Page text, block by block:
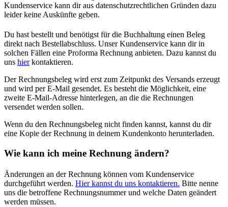
Kundenservice kann dir aus datenschutzrechtlichen Gründen dazu
leider keine Auskünfte geben.
Du hast bestellt und benötigst für die Buchhaltung einen Beleg
direkt nach Bestellabschluss. Unser Kundenservice kann dir in
solchen Fällen eine Proforma Rechnung anbieten. Dazu kannst du
uns hierkontaktieren.
Der Rechnungsbeleg wird erst zum Zeitpunkt des Versands erzeugt
und wird per E-Mail gesendet. Es besteht die Möglichkeit, eine
zweite E-Mail-Adresse hinterlegen, an die die Rechnungen
versendet werden sollen.
Wenn du den Rechnungsbeleg nicht finden kannst, kannst du dir
eine Kopie der Rechnung in deinem Kundenkonto herunterladen.
Wie kann ich meine Rechnung ändern?
Änderungen an der Rechnung können vom Kundenservice
durchgeführt werden. Hier kannst du uns kontaktieren. Bitte nenne
uns die betroffene Rechnungsnummer und welche Daten geändert
werden müssen.